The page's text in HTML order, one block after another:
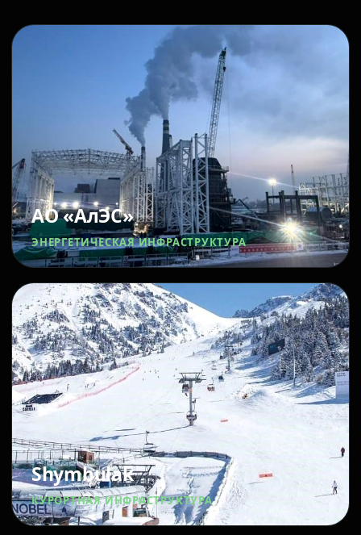
АО «АлЭС»
ЭНЕРГЕТИЧЕСКАЯ ИНФРАСТРУКТУРА
Shymbulak
КУРОРТНАЯ ИНФРАСТРУКТУРА